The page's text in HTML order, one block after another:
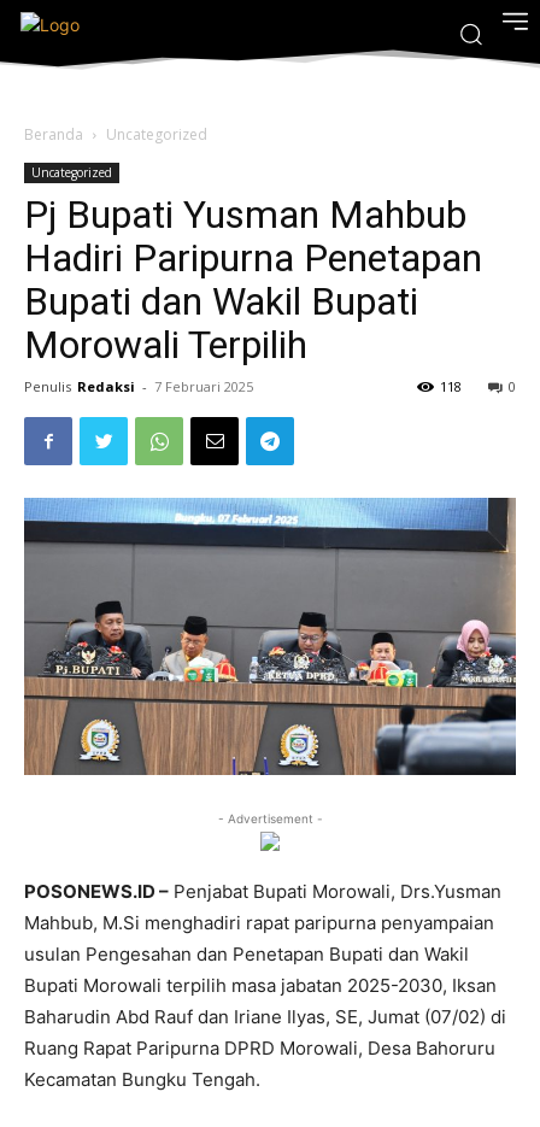
Beranda Uncategorized
Uncategorized
Pj Bupati Yusman Mahbub
Hadiri Paripurna Penetapan
Bupati dan Wakil Bupati
Morowali Terpilih
Penulis Redaksi - 7 Februari 2025 0
118
- Advertisement -
POSONEWS.ID – Penjabat Bupati Morowali, Drs.Yusman
Mahbub, M.Si menghadiri rapat paripurna penyampaian
usulan Pengesahan dan Penetapan Bupati dan Wakil
Bupati Morowali terpilih masa jabatan 2025-2030, Iksan
Baharudin Abd Rauf dan Iriane Ilyas, SE, Jumat (07/02) di
Ruang Rapat Paripurna DPRD Morowali, Desa Bahoruru
Kecamatan Bungku Tengah.